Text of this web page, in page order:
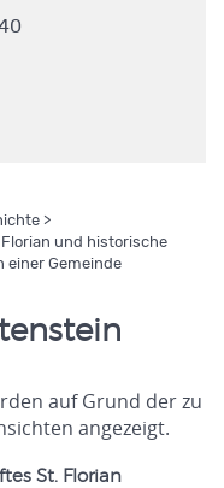
>
und historische
einer Gemeinde
auf Grund der zu
angezeigt.
St. Florian